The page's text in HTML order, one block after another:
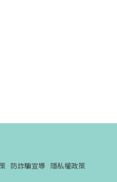
防詐騙宣導 隱私權政策